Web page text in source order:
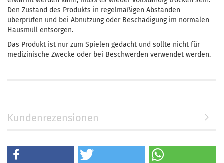
Den Zustand des Produkts in regelmäßigen Abständen
überprüfen und bei Abnutzung oder Beschädigung im normalen
Hausmüll entsorgen.
Das Produkt ist nur zum Spielen gedacht und sollte nicht für
medizinische Zwecke oder bei Beschwerden verwendet werden.
Kundenrezensionen